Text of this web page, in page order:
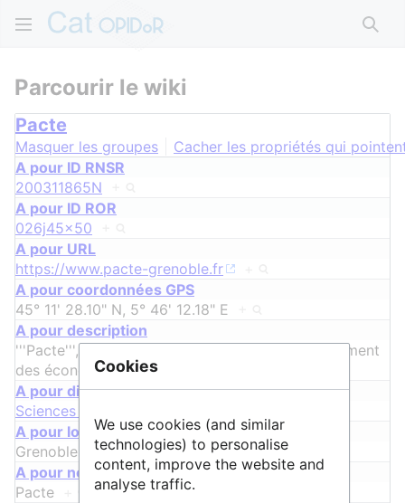
Parcourir le wiki
Pacte
Masquer les groupes
Cacher les propriétés qui
A pour ID RNSR
200311865N
A pour ID ROR
026j45x50
A pour URL
https://www.pacte-grenoble.fr
A pour coordonnées GPS
45° 11' 28.10" N, 5° 46' 12.18" E
A pour description
'''Pacte''', '''laboratoire de sciences so
e également
des économistes et historiens.
A pour discipline
Sciences Humaines & Sociales
A pour localisation
Grenoble
+
A pour nom
Pacte
Cookies
We use cookies (and similar
technologies) to personalise
content, improve the website and
analyse traffic.